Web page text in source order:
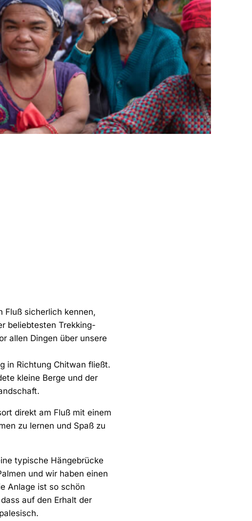
Fluß sicherlich kennen,
beliebtesten Trekking-
allen Dingen über unsere
in Richtung Chitwan fließt.
kleine Berge und der
direkt am Fluß mit einem
zu lernen und Spaß zu
typische Hängebrücke
und wir haben einen
Anlage ist so schön
auf den Erhalt der